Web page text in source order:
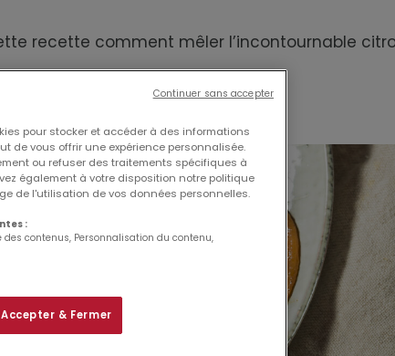
recette comment mêler l’incontournable
pour stocker et accéder à des informations
de vous offrir une expérience personnalisée.
ou refuser des traitements spécifiques à
également à votre disposition notre politique
de l'utilisation de vos données personnelles.
:
des contenus, Personnalisation du contenu,
Accepter & Fermer
Continuer sans accepter